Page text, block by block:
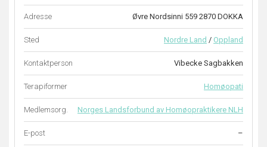
Adresse Øvre Nordsinni 559 2870 DOKKA
Sted Nordre Land / Oppland
Kontaktperson Vibecke Sagbakken
Terapiformer Homøopati
Medlemsorg. Norges Landsforbund av Homøopraktikere NLH
E-post –